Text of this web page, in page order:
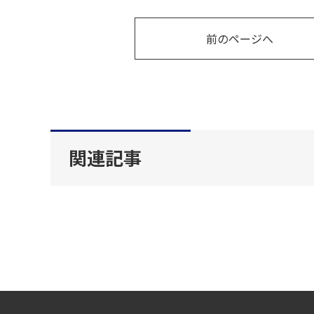
前のページへ
関連記事